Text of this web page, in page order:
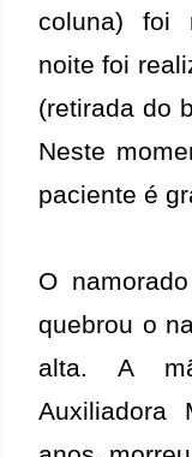
coluna) foi
noite foi
(retirada do
Neste
paciente é
O
quebrou o
alta. A
Auxiliadora